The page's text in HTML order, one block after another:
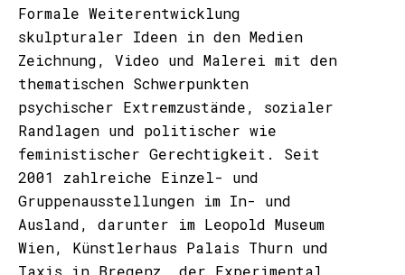
Formale Weiterentwicklung
skulpturaler Ideen in den Medien
Zeichnung, Video und Malerei mit den
thematischen Schwerpunkten
psychischer Extremzustände, sozialer
Randlagen und politischer wie
feministischer Gerechtigkeit. Seit
2001 zahlreiche Einzel- und
Gruppenausstellungen im In- und
Ausland, darunter im Leopold Museum
Wien, Künstlerhaus Palais Thurn und
Taxis in Bregenz, der Experimental